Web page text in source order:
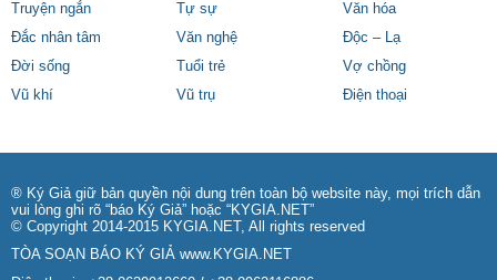
Truyện ngắn
Tự sự
Văn hóa
Đắc nhân tâm
Văn nghệ
Độc – Lạ
Đời sống
Tuổi trẻ
Vợ chồng
Vũ khí
Vũ trụ Điện thoại
® Ký Giả giữ bản quyền nội dung trên toàn bộ website này, mọi trích dẫn
vui lòng ghi rõ “báo Ký Giả” hoặc “KYGIA.NET”
© Copyright 2014-2015 KYGIA.NET, All rights reserved
TÒA SOẠN BÁO KÝ GIẢ www.KYGIA.NET